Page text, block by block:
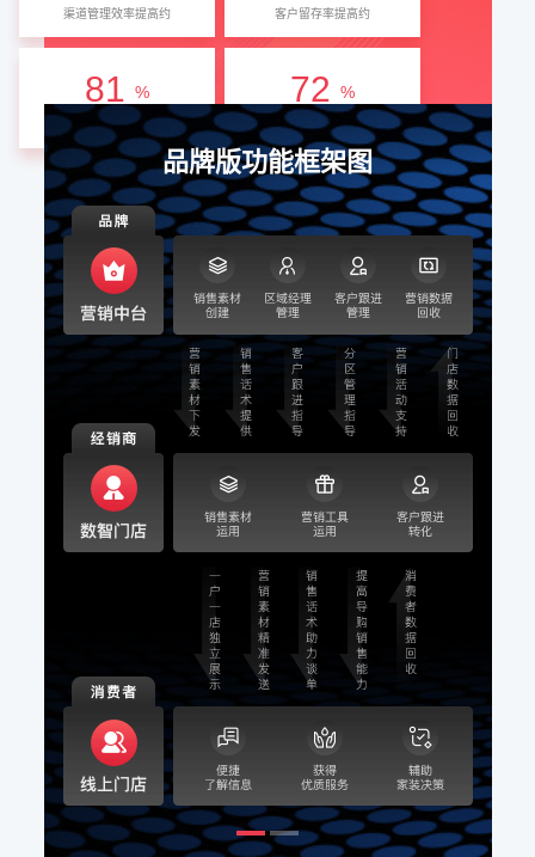
渠道管理效率提高约 客户留存率提高约
81 %
客户转化率提高约
72 %
转化周期缩短
品牌版功能框架图